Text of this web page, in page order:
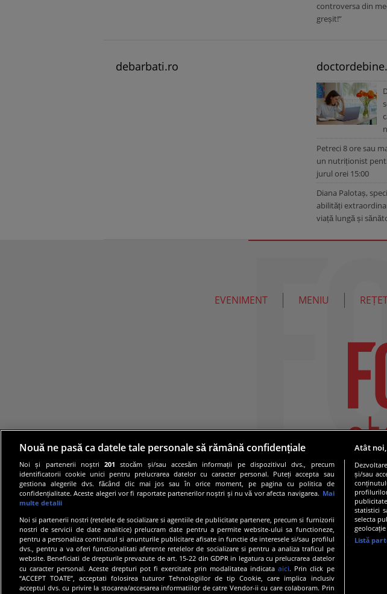
controversa din
greșit!”
debarbati.ro
Petreci 8 ore sau
un nutriționist
jurul orei 15:00
Diana Palotaș,
abilități
viață lungă și
EVENIMENT MENIU
© 2019 PRO TV S.R.L |
Nouă ne pasă ca datele tale personale să rămână confidențiale
Noi și partenerii noștri201 stocăm și/sau accesăm informații pe dispozitivul dvs., precum
identificatorii cookie unici pentru prelucrarea datelor cu caracter personal. Puteți accepta sau
gestiona alegerile dvs. făcând clic mai jos sau în orice moment, pe pagina cu politica de
confidențialitate. Aceste alegeri vor fi raportate partenerilor noștri și nu vă vor afecta navigarea. Mai
multe detalii
Noi si partenerii nostri (retelele de socializare si agentiile de publicitate partenere, precum si furnizorii
nostri de servicii de date analitice) prelucram date pentru a permite website-ului sa functioneze,
pentru a personaliza continutul si anunturile publicitare afisate in functie de interesele si/sau profilul
dvs., pentru a va oferi functionalitati aferente retelelor de socializare si pentru a analiza traficul pe
website. Beneficiati de drepturile prevazute de art. 15-22 din GDPR in legatura cu prelucrarea datelor
cu caracter personal. Aceste drepturi pot fi exercitate prin modalitatea indicataaici. Prin click pe
“ACCEPT TOATE”, acceptati folosirea tuturor Tehnologiilor de tip Cookie, care implica inclusiv
acceptul dvs. cu privire la stocarea/accesarea informatiilor de catre Vendor-ii cu care colaboram. Prin
Atât
și/sau
statistici
selecta
Listă